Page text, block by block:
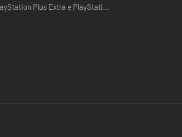
Plus Extra e PlayStation